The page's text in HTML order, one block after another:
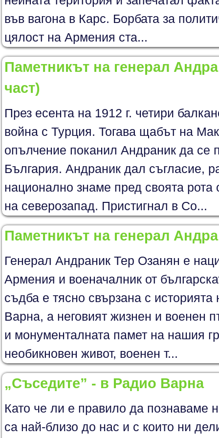
във вагона в Карс. Борбата за
цялост на Армения ста...
Паметникът на генерал
част)
През есента на 1912 г. четири
война с Турция. Тогава щабът на
опълчение поканил Андраник да се
България. Андраник дал съгласие,
национално знаме пред своята рота
на северозапад. Пристигнал в Со...
Паметникът на генерал
Генерал Андраник Тер Озанян е
Армения и военачалник от
съдба е тясно свързана с
Варна, а неговият жизнен и военен
и монументалната памет на нашия
необикновен живот, военен т...
„Съседите” - в Радио Варна
Като че ли е правило да познаваме
са най-близо до нас и с които ни